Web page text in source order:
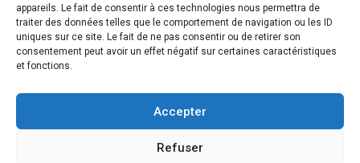
appareils. Le fait de consentir à ces technologies nous permettra de
traiter des données telles que le comportement de navigation ou les ID
uniques sur ce site. Le fait de ne pas consentir ou de retirer son
consentement peut avoir un effet négatif sur certaines caractéristiques
et fonctions.
Accepter
Refuser
Plan du site
Politique de cookies (UE)